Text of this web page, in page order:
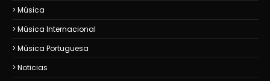
Música
Música Internacional
Música Portuguesa
Noticias